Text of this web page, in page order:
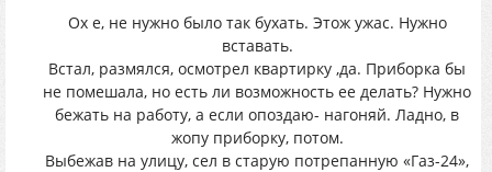
Ох е, не нужно было так бухать. Этож ужас. Нужно
вставать.
Встал, размялся, осмотрел квартирку ,да. Приборка бы
не помешала, но есть ли возможность ее делать? Нужно
бежать на работу, а если опоздаю- нагоняй. Ладно, в
жопу приборку, потом.
Выбежав на улицу, сел в старую потрепанную «Газ-24»,